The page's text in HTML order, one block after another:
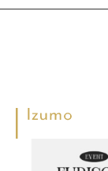
ペ
り